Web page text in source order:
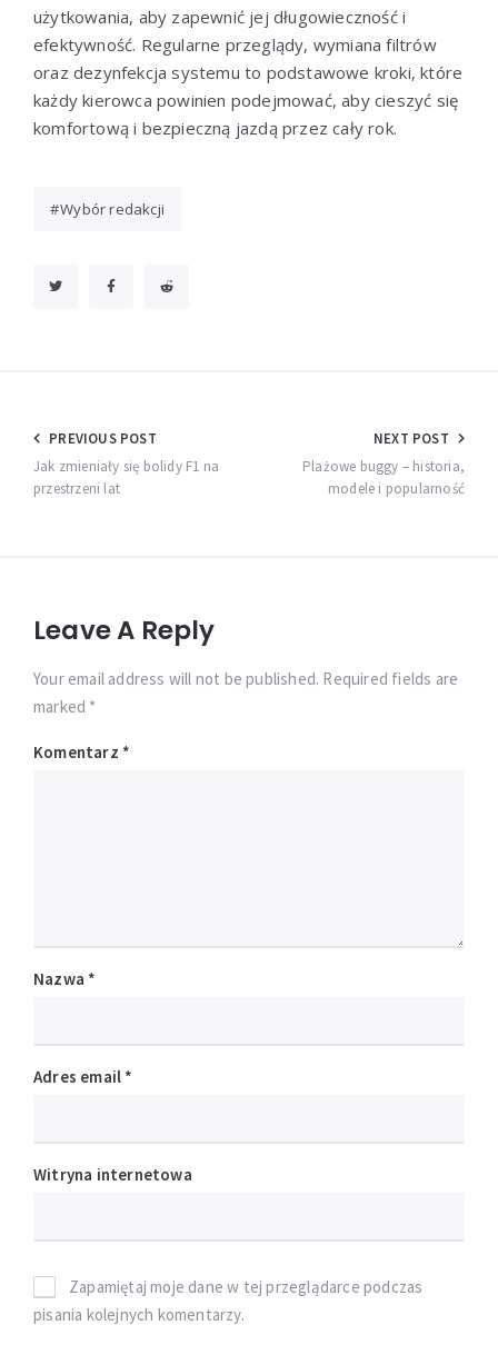
użytkowania, aby zapewnić jej długowieczność i
efektywność. Regularne przeglądy, wymiana filtrów
oraz dezynfekcja systemu to podstawowe kroki, które
każdy kierowca powinien podejmować, aby cieszyć się
komfortową i bezpieczną jazdą przez cały rok.
Wybór redakcji
Nawigacja
wpisu
PREVIOUS POST
Jak zmieniały się bolidy F1 na
przestrzeni lat
NEXT POST
Plażowe buggy – historia,
modele i popularność
Leave A Reply
Your email address will not be published. Required fields are
marked *
Komentarz *
Nazwa *
Adres email *
Witryna internetowa
Zapamiętaj moje dane w tej przeglądarce podczas
pisania kolejnych komentarzy.